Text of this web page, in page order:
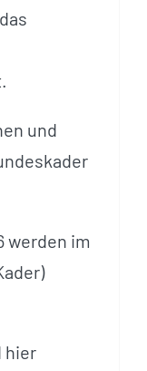
und
werden im
hier